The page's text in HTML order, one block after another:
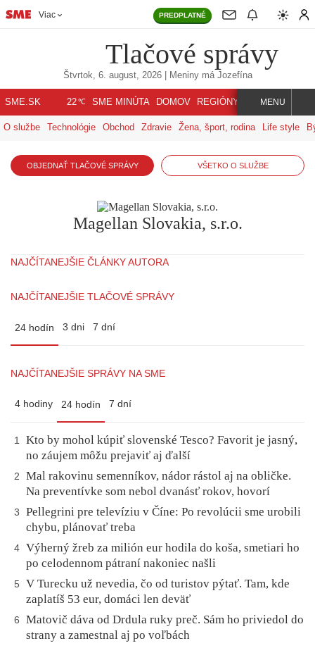
Viac PREDPLATNÉ
Tlačové správy
Štvrtok, 6. august, 2026| Meniny má Jozefína
SME.SK 22℃ SME MINÚTA DOMOV REGIÓNY INDEX SVET
MENU
O službe Technológie Obchod Zdravie Žena, šport, rodina Life style
OBJEDNAŤ TLAČOVÉ SPRÁVY VŠETKO O SLUŽBE
Magellan Slovakia, s.r.o.
NAJČÍTANEJŠIE ČLÁNKY AUTORA
NAJČÍTANEJŠIE TLAČOVÉ SPRÁVY
24 hodín 3 dni 7 dní
NAJČÍTANEJŠIE SPRÁVY NA SME
4 hodiny 24 hodín 7 dní
1
Kto by mohol kúpiť slovenské Tesco? Favorit je jasný,
no záujem môžu prejaviť aj ďalší
2
Mal rakovinu semenníkov, nádor rástol aj na obličke.
Na preventívke som nebol dvanásť rokov, hovorí
3
Pellegrini pre televíziu v Číne: Po revolúcii sme urobili
chybu, plánovať treba
4 Výherný žreb za milión eur hodila do koša, smetiari ho
po celodennom pátraní nakoniec našli
5
V Turecku už nevedia, čo od turistov pýtať. Tam, kde
zaplatíš 53 eur, domáci len deväť
6
Matovič dáva od Drdula ruky preč. Sám ho priviedol do
strany a zamestnal aj po voľbách